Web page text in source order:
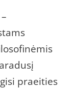
praeities